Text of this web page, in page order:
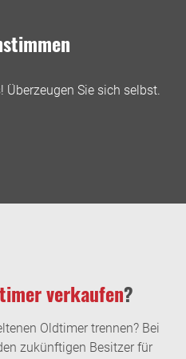
Überzeugen Sie sich selbst.
verkaufen?
Oldtimer trennen? Bei
zukünftigen Besitzer für